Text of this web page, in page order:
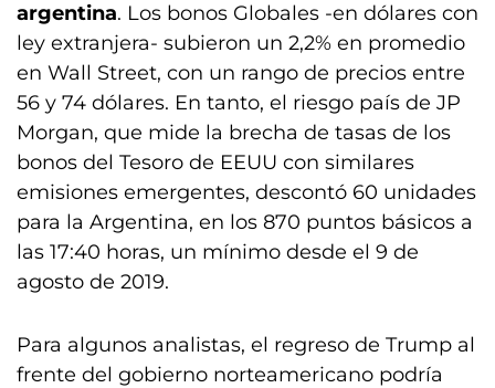
argentina. Los bonos Globales -en dólares con
ley extranjera- subieron un 2,2% en promedio
en Wall Street, con un rango de precios entre
56 y 74 dólares. En tanto, el riesgo país de JP
Morgan, que mide la brecha de tasas de los
bonos del Tesoro de EEUU con similares
emisiones emergentes, descontó 60 unidades
para la Argentina, en los 870 puntos básicos a
las 17:40 horas, un mínimo desde el 9 de
agosto de 2019.
Para algunos analistas, el regreso de Trump al
frente del gobierno norteamericano podría